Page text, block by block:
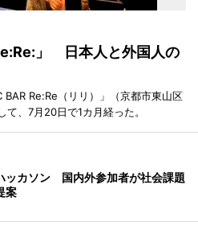
」 日本人と外国人の
Re:Re（リリ）」（京都市東山区
、7月20日で1カ月経った。
ッカソン 国内外参加者が社会課題
案